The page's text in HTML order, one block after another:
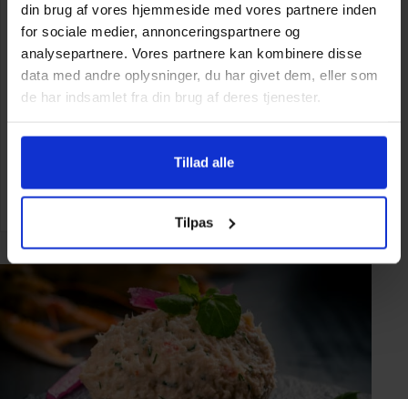
din brug af vores hjemmeside med vores partnere inden
for sociale medier, annonceringspartnere og
analysepartnere. Vores partnere kan kombinere disse
data med andre oplysninger, du har givet dem, eller som
de har indsamlet fra din brug af deres tjenester.
Tillad alle
Tilpas
Sommerbuffet
Min. 6 kuverter
365,-
Gør som 1 million andre
og få en anmelderrost madoplevelse
SE MENU